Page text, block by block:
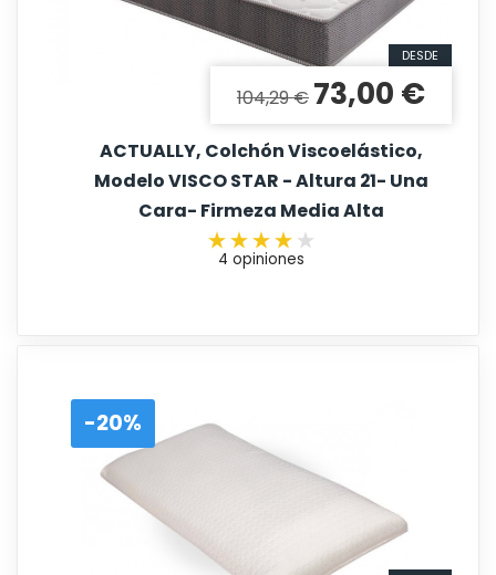
DESDE
Precio base
104,29 € Precio
73,00 €
ACTUALLY, Colchón Viscoelástico,
Modelo VISCO STAR - Altura 21- Una
Cara- Firmeza Media Alta
4 opiniones
-20%